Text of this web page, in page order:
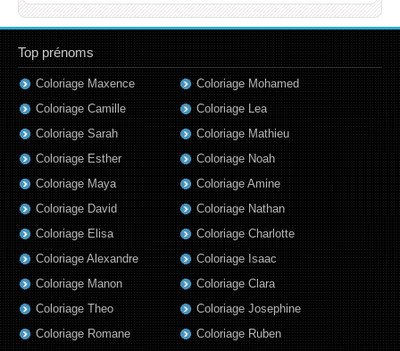
Top prénoms
Coloriage Maxence
Coloriage Camille
Coloriage Sarah
Coloriage Esther
Coloriage Maya
Coloriage David
Coloriage Elisa
Coloriage Alexandre
Coloriage Manon
Coloriage Theo
Coloriage Romane
Coloriage Mohamed
Coloriage Lea
Coloriage Mathieu
Coloriage Noah
Coloriage Amine
Coloriage Nathan
Coloriage Charlotte
Coloriage Isaac
Coloriage Clara
Coloriage Josephine
Coloriage Ruben